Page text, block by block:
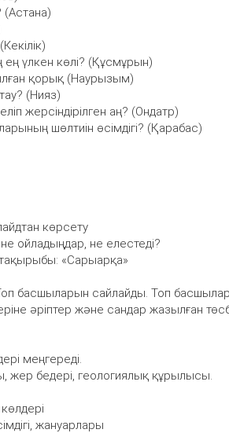
(Астана)
үлкен көлі? (Құсмұрын)
қорық (Наурызым)
(Нияз)
жерсіндірілген аң? (Ондатр)
шөлтиін өсімдігі? (Қарабас)
көрсету
ойладыңдар, не елестеді?
тақырыбы: «Сарыарқа»
басшыларын сайлайды. Топ
әріптер және сандар жазылған
меңгереді.
жер бедері, геологиялық құрылысы.
жануарлары